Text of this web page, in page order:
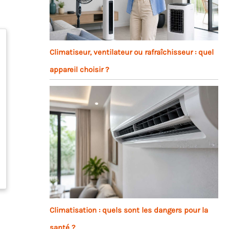
Climatiseur, ventilateur ou rafraîchisseur : quel
appareil choisir ?
Climatisation : quels sont les dangers pour la